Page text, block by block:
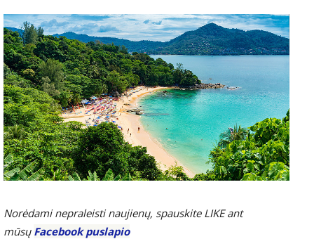
Norėdami nepraleisti naujienų, spauskite LIKE ant
mūsų Facebook puslapio